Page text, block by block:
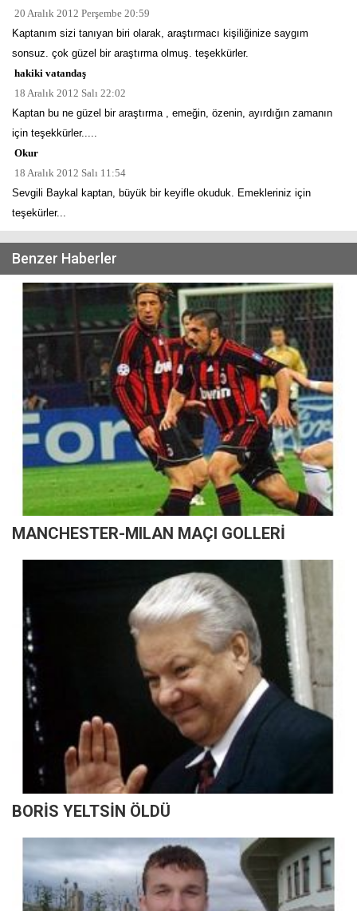
20 Aralık 2012 Perşembe 20:59
Kaptanım sizi tanıyan biri olarak, araştırmacı kişiliğinize saygım
sonsuz. çok güzel bir araştırma olmuş. teşekkürler.
hakiki vatandaş
18 Aralık 2012 Salı 22:02
Kaptan bu ne güzel bir araştırma , emeğin, özenin, ayırdığın zamanın
için teşekkürler.....
Okur
18 Aralık 2012 Salı 11:54
Sevgili Baykal kaptan, büyük bir keyifle okuduk. Emekleriniz için
teşekürler...
Benzer Haberler
MANCHESTER-MILAN MAÇI GOLLERİ
BORİS YELTSİN ÖLDÜ